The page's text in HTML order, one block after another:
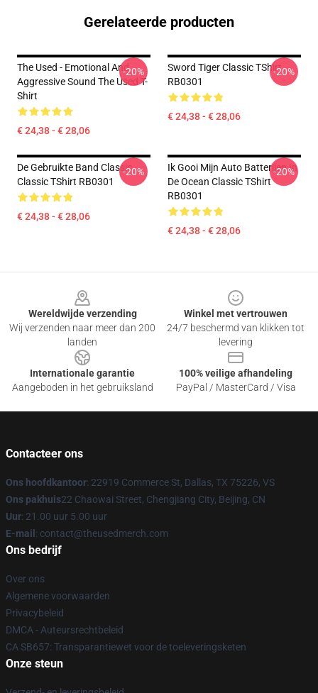
Gerelateerde producten
The Used - Emotional And
Aggressive Sound The Used T-
Shirt
€ 24,38 - € 28,06
-20%
Sword Tiger Classic TShirt
RB0301
€ 24,38 - € 28,06
-20%
De Gebruikte Band Classic
Classic TShirt RB0301
€ 24,38 - € 28,06
-20%
Ik Gooi Mijn Auto Batterijen In
De Ocean Classic TShirt
RB0301
€ 24,38 - € 28,06
-20%
Wereldwijde verzending
Wij verzenden naar meer dan 200
landen
Winkel met vertrouwen
24/7 beschermd van klikken tot
levering
Internationale garantie
Aangeboden in het gebruiksland
100% veilige afhandeling
PayPal / MasterCard / Visa
Contacteer ons
Ons hoofdkantoor: 22919 Commerce St, Dallas, TX 75226, VS
Ons pakhuis22 Chaowai Street, Chengjiang City, Beijing, CN
Uur: 21.00 uur 5.00 uur
E-mail : contact@theusedmerch.com
Ons bedrijf
Over ons
Algemene voorwaarden
Privacybeleid
DMCA - Auteursrechtbeleid
CA SB657: Transparantiewet voor de toeleveringsketen
Onze steun